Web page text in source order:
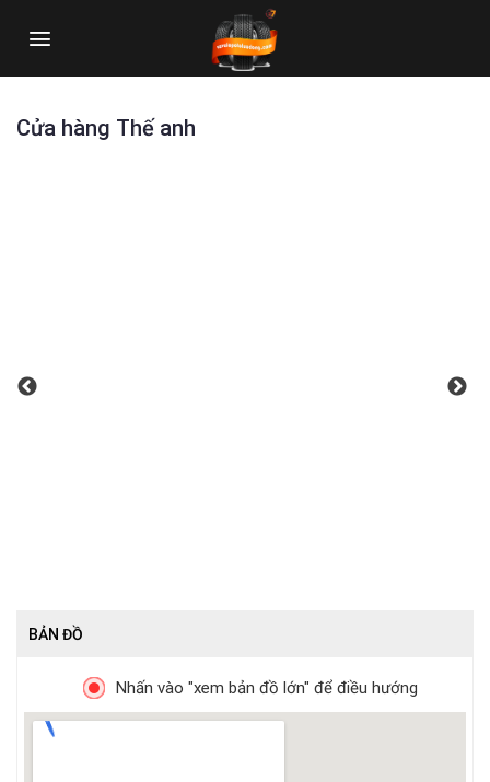
Cửa hàng Thế anh
BẢN ĐỒ
Nhấn vào "xem bản đồ lớn" để điều hướng